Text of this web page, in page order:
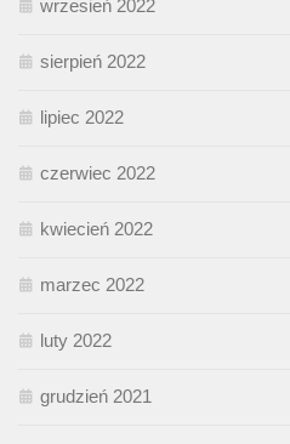
wrzesień 2022
sierpień 2022
lipiec 2022
czerwiec 2022
kwiecień 2022
marzec 2022
luty 2022
grudzień 2021